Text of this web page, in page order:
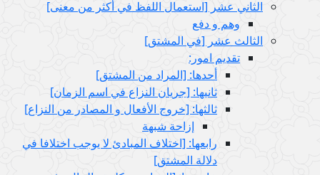
الثاني عشر [استعمال اللفظ في أكثر من معنى‏]
وهم و دفع
الثالث عشر [في المشتق‏]
تقديم امور:
أحدها: [المراد من المشتق‏]
ثانيها: [جريان النزاع في اسم الزمان‏]
ثالثها: [خروج الأفعال و المصادر من النزاع‏]
إزاحة شبهة
رابعها: [اختلاف المبادئ لا يوجب اختلافا في
دلالة المشتق‏]